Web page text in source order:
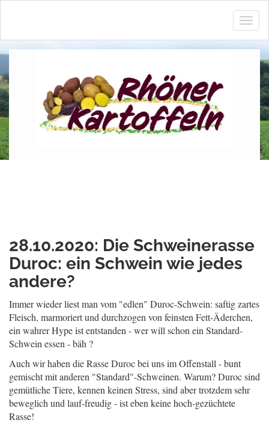
ein
und
28.10.2020: Die Schweinerasse
Duroc: ein Schwein wie jedes
andere?
Immer wieder liest man vom "edlen" Duroc-Schwein: saftig zartes
Fleisch, marmoriert und durchzogen von feinsten Fett-Äderchen,
ein wahrer Hype ist entstanden - wer will schon ein Standard-
Schwein essen - bäh ?
Auch wir haben die Rasse Duroc bei uns im Offenstall - bunt
gemischt mit anderen "Standard"-Schweinen. Warum? Duroc sind
gemütliche Tiere, kennen keinen Stress, sind aber trotzdem sehr
beweglich und lauf-freudig - ist eben keine hoch-gezüchtete
Rasse!